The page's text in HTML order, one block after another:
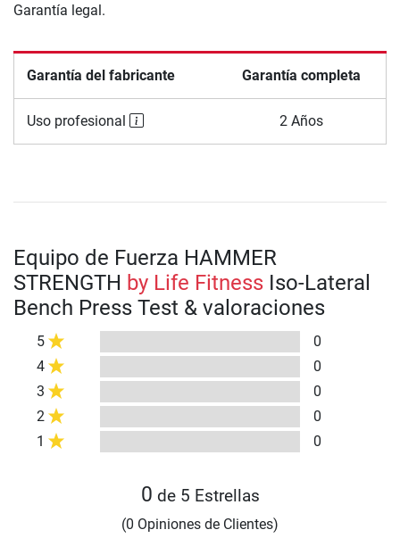
Garantía legal.
Garantía del fabricante Garantía completa
Uso profesional 2 Años
Equipo de Fuerza HAMMER
STRENGTH by Life Fitness Iso-Lateral
Bench Press Test & valoraciones
5
0
4
0
3
0
2
0
1
0
0 de 5 Estrellas
(0 Opiniones de Clientes)